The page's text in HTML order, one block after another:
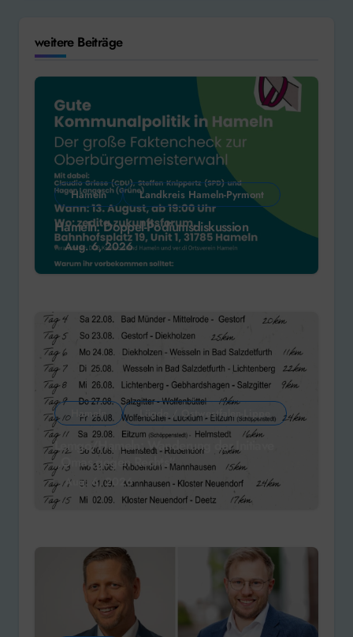
weitere Beiträge
Hameln Landkreis Hameln-Pyrmont
Hameln: Doppel-Podiumsdiskussion
Aug. 6, 2026
Hameln Lügde / Ostwestfalen-Lippe
Lemgo/Hameln: Wanderung der Initiave
„Omas gegen Rechts“
Aug. 6, 2026